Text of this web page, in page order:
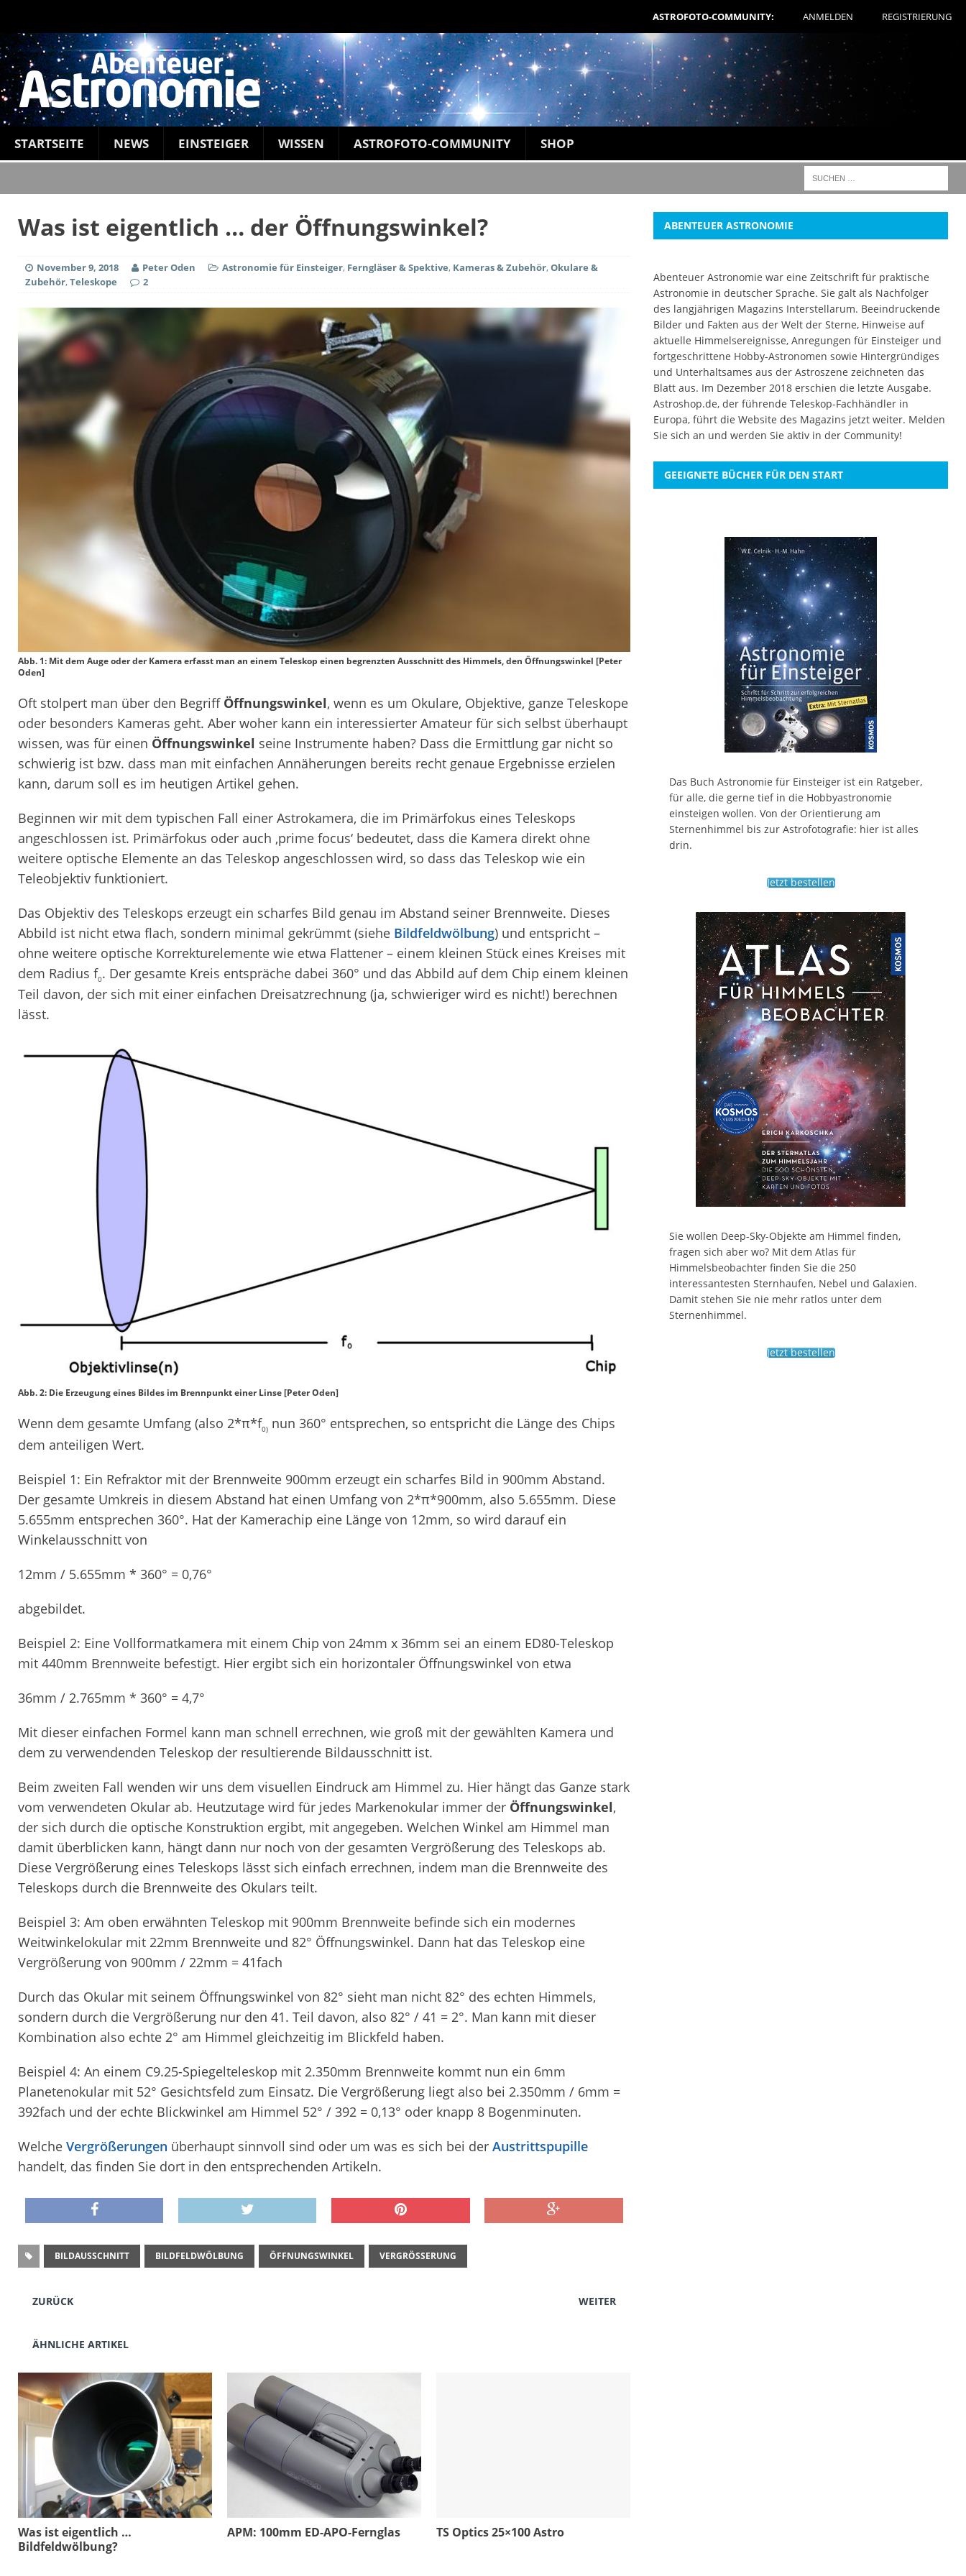
ASTROFOTO-COMMUNITY: ANMELDEN REGISTRIERUNG
STARTSEITE NEWS EINSTEIGER WISSEN ASTROFOTO-COMMUNITY SHOP
Was ist eigentlich … der Öffnungswinkel?
November 9, 2018 Peter Oden Astronomie für Einsteiger, Ferngläser & Spektive, Kameras & Zubehör,Okulare &
Zubehör,Teleskope 2
Abb. 1: Mit dem Auge oder der Kamera erfasst man an einem Teleskop einen begrenzten Ausschnitt des Himmels, den Öffnungswinkel [Peter
Oden]
Oft stolpert man über den Begriff Öffnungswinkel, wenn es um Okulare, Objektive, ganze Teleskope
oder besonders Kameras geht. Aber woher kann ein interessierter Amateur für sich selbst überhaupt
wissen, was für einen Öffnungswinkel seine Instrumente haben? Dass die Ermittlung gar nicht so
schwierig ist bzw. dass man mit einfachen Annäherungen bereits recht genaue Ergebnisse erzielen
kann, darum soll es im heutigen Artikel gehen.
Beginnen wir mit dem typischen Fall einer Astrokamera, die im Primärfokus eines Teleskops
angeschlossen ist. Primärfokus oder auch ‚prime focus‘ bedeutet, dass die Kamera direkt ohne
weitere optische Elemente an das Teleskop angeschlossen wird, so dass das Teleskop wie ein
Teleobjektiv funktioniert.
Das Objektiv des Teleskops erzeugt ein scharfes Bild genau im Abstand seiner Brennweite. Dieses
Abbild ist nicht etwa flach, sondern minimal gekrümmt (siehe Bildfeldwölbung) und entspricht –
ohne weitere optische Korrekturelemente wie etwa Flattener – einem kleinen Stück eines Kreises mit
dem Radius f0. Der gesamte Kreis entspräche dabei 360° und das Abbild auf dem Chip einem kleinen
Teil davon, der sich mit einer einfachen Dreisatzrechnung (ja, schwieriger wird es nicht!) berechnen
lässt.
Abb. 2: Die Erzeugung eines Bildes im Brennpunkt einer Linse [Peter Oden]
Wenn dem gesamte Umfang (also 2*π*f0) nun 360° entsprechen, so entspricht die Länge des Chips
dem anteiligen Wert.
Beispiel 1: Ein Refraktor mit der Brennweite 900mm erzeugt ein scharfes Bild in 900mm Abstand.
Der gesamte Umkreis in diesem Abstand hat einen Umfang von 2*π*900mm, also 5.655mm. Diese
5.655mm entsprechen 360°. Hat der Kamerachip eine Länge von 12mm, so wird darauf ein
Winkelausschnitt von
12mm / 5.655mm * 360° = 0,76°
abgebildet.
Beispiel 2: Eine Vollformatkamera mit einem Chip von 24mm x 36mm sei an einem ED80-Teleskop
mit 440mm Brennweite befestigt. Hier ergibt sich ein horizontaler Öffnungswinkel von etwa
36mm / 2.765mm * 360° = 4,7°
Mit dieser einfachen Formel kann man schnell errechnen, wie groß mit der gewählten Kamera und
dem zu verwendenden Teleskop der resultierende Bildausschnitt ist.
Beim zweiten Fall wenden wir uns dem visuellen Eindruck am Himmel zu. Hier hängt das Ganze stark
vom verwendeten Okular ab. Heutzutage wird für jedes Markenokular immer der Öffnungswinkel,
der sich durch die optische Konstruktion ergibt, mit angegeben. Welchen Winkel am Himmel man
damit überblicken kann, hängt dann nur noch von der gesamten Vergrößerung des Teleskops ab.
Diese Vergrößerung eines Teleskops lässt sich einfach errechnen, indem man die Brennweite des
Teleskops durch die Brennweite des Okulars teilt.
Beispiel 3: Am oben erwähnten Teleskop mit 900mm Brennweite befinde sich ein modernes
Weitwinkelokular mit 22mm Brennweite und 82° Öffnungswinkel. Dann hat das Teleskop eine
Vergrößerung von 900mm / 22mm = 41fach
Durch das Okular mit seinem Öffnungswinkel von 82° sieht man nicht 82° des echten Himmels,
sondern durch die Vergrößerung nur den 41. Teil davon, also 82° / 41 = 2°. Man kann mit dieser
Kombination also echte 2° am Himmel gleichzeitig im Blickfeld haben.
Beispiel 4: An einem C9.25-Spiegelteleskop mit 2.350mm Brennweite kommt nun ein 6mm
Planetenokular mit 52° Gesichtsfeld zum Einsatz. Die Vergrößerung liegt also bei 2.350mm / 6mm =
392fach und der echte Blickwinkel am Himmel 52° / 392 = 0,13° oder knapp 8 Bogenminuten.
Welche Vergrößerungen überhaupt sinnvoll sind oder um was es sich bei der Austrittspupille
handelt, das finden Sie dort in den entsprechenden Artikeln.
BILDAUSSCHNITT BILDFELDWÖLBUNG ÖFFNUNGSWINKEL VERGRÖSSERUNG
ZURÜCK WEITER
ÄHNLICHE ARTIKEL
Was ist eigentlich …
Bildfeldwölbung?
APM: 100mm ED-APO-Fernglas TS Optics 25×100 Astro
ABENTEUER ASTRONOMIE
Abenteuer Astronomie war eine Zeitschrift für praktische
Astronomie in deutscher Sprache. Sie galt als Nachfolger
des langjährigen Magazins Interstellarum. Beeindruckende
Bilder und Fakten aus der Welt der Sterne, Hinweise auf
aktuelle Himmelsereignisse, Anregungen für Einsteiger und
fortgeschrittene Hobby-Astronomen sowie Hintergründiges
und Unterhaltsames aus der Astroszene zeichneten das
Blatt aus. Im Dezember 2018 erschien die letzte Ausgabe.
Astroshop.de, der führende Teleskop-Fachhändler in
Europa, führt die Website des Magazins jetzt weiter. Melden
Sie sich an und werden Sie aktiv in der Community!
GEEIGNETE BÜCHER FÜR DEN START
Das Buch Astronomie für Einsteiger ist ein Ratgeber,
für alle, die gerne tief in die Hobbyastronomie
einsteigen wollen. Von der Orientierung am
Sternenhimmel bis zur Astrofotografie: hier ist alles
drin.
Jetzt bestellen
Sie wollen Deep-Sky-Objekte am Himmel finden,
fragen sich aber wo? Mit dem Atlas für
Himmelsbeobachter finden Sie die 250
interessantesten Sternhaufen, Nebel und Galaxien.
Damit stehen Sie nie mehr ratlos unter dem
Sternenhimmel.
Jetzt bestellen